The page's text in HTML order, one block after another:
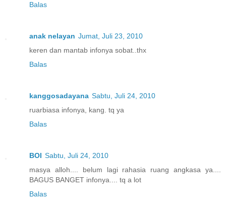
Balas
anak nelayan Jumat, Juli 23, 2010
keren dan mantab infonya sobat..thx
Balas
kanggosadayana Sabtu, Juli 24, 2010
ruarbiasa infonya, kang. tq ya
Balas
BOI Sabtu, Juli 24, 2010
masya alloh.... belum lagi rahasia ruang angkasa ya....
BAGUS BANGET infonya.... tq a lot
Balas